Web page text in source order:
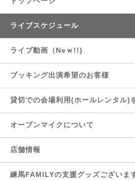
ライブスケジュール
ライブ動画（Neｗ!!)
ブッキング出演希望のお客様
貸切での会場利用(ホールレンタル)
オープンマイクについて
店舗情報
練馬FAMILYの支援グッズございま